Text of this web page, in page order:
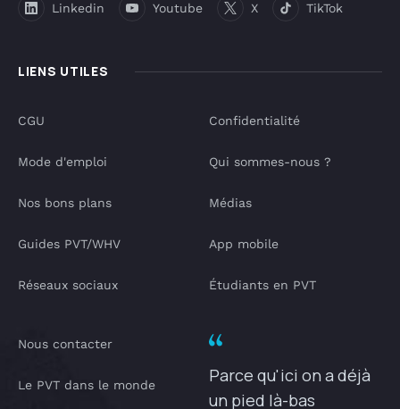
LIENS UTILES
Linkedin Youtube X TikTok
CGU
Mode d'emploi
Nos bons plans
Guides PVT/WHV
Réseaux sociaux
Confidentialité
Qui sommes-nous ?
Médias
App mobile
Étudiants en PVT
Nous contacter
Le PVT dans le monde
Parce qu'ici on a déjà
un pied là-bas